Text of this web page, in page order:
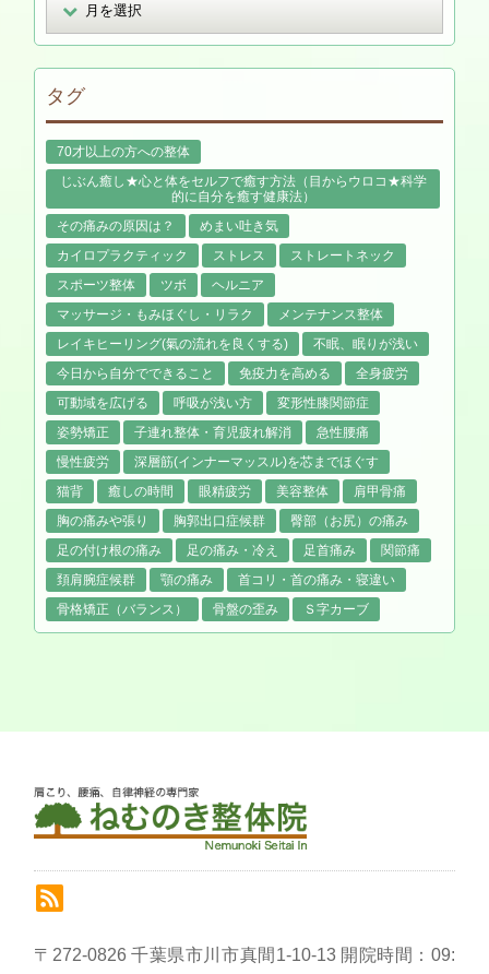
タグ
70才以上の方への整体
じぶん癒し★心と体をセルフで癒す方法（目からウロコ★科学
的に自分を癒す健康法）
その痛みの原因は？
めまい吐き気
カイロプラクティック
ストレス
ストレートネック
スポーツ整体
ツボ
ヘルニア
マッサージ・もみほぐし・リラク
メンテナンス整体
レイキヒーリング(氣の流れを良くする)
不眠、眠りが浅い
今日から自分でできること
免疫力を高める
全身疲労
可動域を広げる
呼吸が浅い方
変形性膝関節症
姿勢矯正
子連れ整体・育児疲れ解消
急性腰痛
慢性疲労
深層筋(インナーマッスル)を芯までほぐす
猫背
癒しの時間 眼精疲労 美容整体
肩甲骨痛
胸の痛みや張り
胸郭出口症候群
臀部（お尻）の痛み
足の付け根の痛み
足の痛み・冷え 足首痛み
関節痛
頚肩腕症候群
顎の痛み
首コリ・首の痛み・寝違い
骨格矯正（バランス）
骨盤の歪み Ｓ字カーブ
〒272-0826 千葉県市川市真間1-10-13 開院時間：09: